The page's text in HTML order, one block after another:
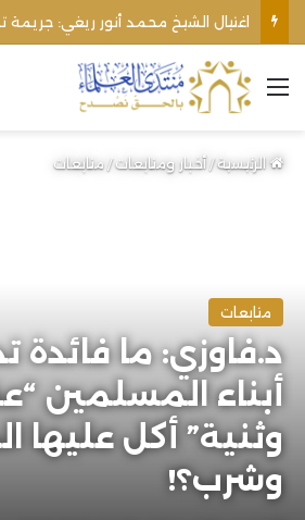
القائمة
الرئيسية/أخبار ومتابعات/متابعات
متابعات
د.فاوزي: ما فائدة
أبناء المسلمين
وثنية” أكل عليها
وشرب؟!